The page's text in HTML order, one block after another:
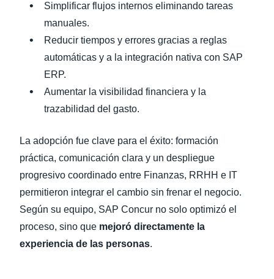
Simplificar flujos internos eliminando tareas
manuales.
Reducir tiempos y errores gracias a reglas
automáticas y a la integración nativa con SAP
ERP.
Aumentar la visibilidad financiera y la
trazabilidad del gasto.
La adopción fue clave para el éxito: formación
práctica, comunicación clara y un despliegue
progresivo coordinado entre Finanzas, RRHH e IT
permitieron integrar el cambio sin frenar el negocio.
Según su equipo, SAP Concur no solo optimizó el
proceso, sino que mejoró directamente la
experiencia de las personas.